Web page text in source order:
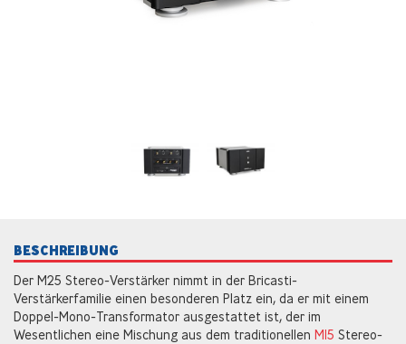
BESCHREIBUNG
Der M25 Stereo-Verstärker nimmt in der Bricasti-
Verstärkerfamilie einen besonderen Platz ein, da er mit einem
Doppel-Mono-Transformator ausgestattet ist, der im
Wesentlichen eine Mischung aus dem traditionellen M15 Stereo-